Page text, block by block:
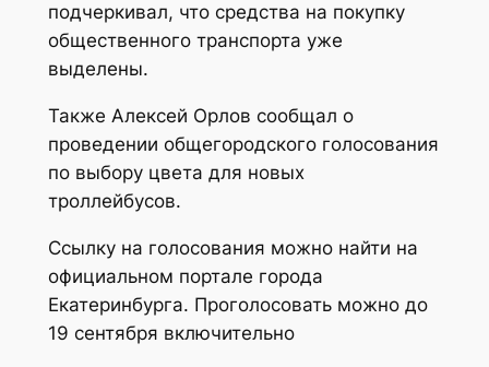
подчеркивал, что средства на покупку
общественного транспорта уже
выделены.
Также Алексей Орлов сообщал о
проведении общегородского голосования
по выбору цвета для новых
троллейбусов.
Ссылку на голосования можно найти на
официальном портале города
Екатеринбурга. Проголосовать можно до
19 сентября включительно